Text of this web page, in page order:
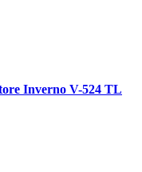
Inverno V-524 TL